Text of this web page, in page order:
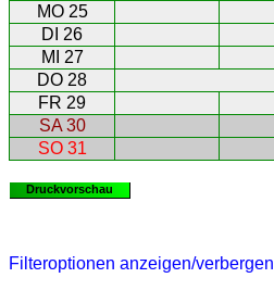
MO 25
DI 26
MI 27
DO 28
FR 29
SA 30
SO 31
Druckvorschau
Filteroptionen anzeigen/verbergen